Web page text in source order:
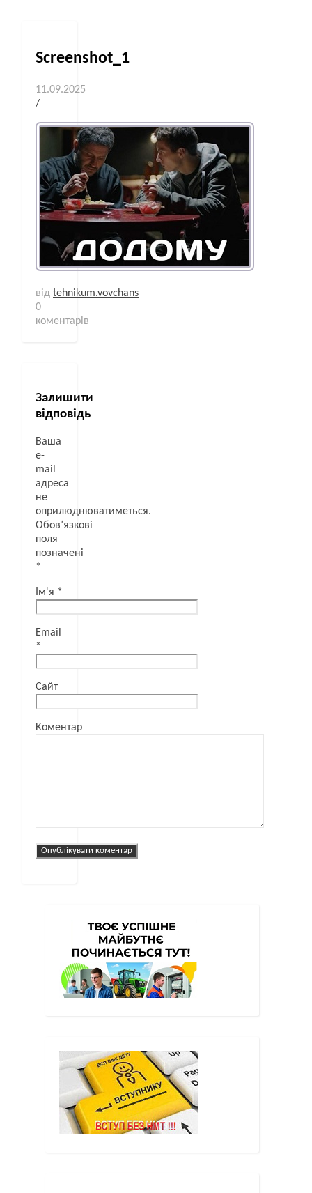
Screenshot_1
11.09.2025
/
від tehnikum.vovchans
0
коментарів
Залишити
відповідь
Ваша
e-
mail
адреса
не
оприлюднюватиметься.
Обов’язкові
поля
позначені
*
Ім'я *
Email
*
Сайт
Коментар